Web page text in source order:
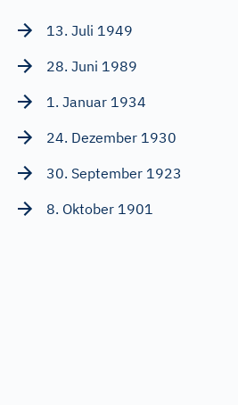
13. Juli 1949
28. Juni 1989
1. Januar 1934
24. Dezember 1930
30. September 1923
8. Oktober 1901